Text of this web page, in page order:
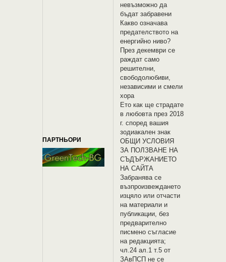
невъзможно да
бъдат забравени
Какво означава
предателството на
енергийно ниво?
През декември се
раждат само
решителни,
свободолюбиви,
независими и смели
хора
Ето как ще страдате
в любовта през 2018
г. според вашия
зодиакален знак
ПАРТНЬОРИ
OБЩИ УСЛОВИЯ
ЗА ПОЛЗВАНЕ НА
СЪДЪРЖАНИЕТО
НА САЙТА
Забранява се
възпроизвеждането
изцяло или отчасти
на материали и
публикации, без
предварително
писмено съгласие
на редакцията;
чл.24 ал.1 т.5 от
ЗАвПСП не се